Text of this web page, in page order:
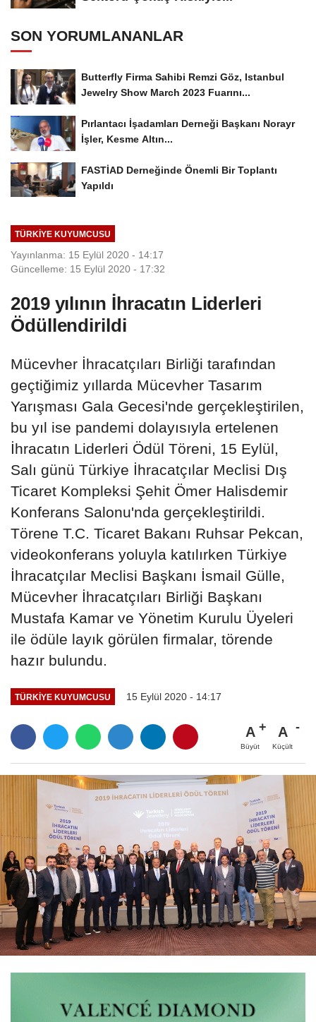
SON YORUMLANANLAR
Butterfly Firma Sahibi Remzi Göz, Istanbul
Jewelry Show March 2023 Fuarını...
Pırlantacı İşadamları Derneği Başkanı Norayr
İşler, Kesme Altın...
FASTİAD Derneğinde Önemli Bir Toplantı
Yapıldı
TÜRKIYE KUYUMCUSU
Yayınlanma: 15 Eylül 2020 - 14:17
Güncelleme: 15 Eylül 2020 - 17:32
2019 yılının İhracatın Liderleri
Ödüllendirildi
Mücevher İhracatçıları Birliği tarafından
geçtiğimiz yıllarda Mücevher Tasarım
Yarışması Gala Gecesi'nde gerçekleştirilen,
bu yıl ise pandemi dolayısıyla ertelenen
İhracatın Liderleri Ödül Töreni, 15 Eylül,
Salı günü Türkiye İhracatçılar Meclisi Dış
Ticaret Kompleksi Şehit Ömer Halisdemir
Konferans Salonu'nda gerçekleştirildi.
Törene T.C. Ticaret Bakanı Ruhsar Pekcan,
videokonferans yoluyla katılırken Türkiye
İhracatçılar Meclisi Başkanı İsmail Gülle,
Mücevher İhracatçıları Birliği Başkanı
Mustafa Kamar ve Yönetim Kurulu Üyeleri
ile ödüle layık görülen firmalar, törende
hazır bulundu.
TÜRKIYE KUYUMCUSU 15 Eylül 2020 - 14:17
A
Büyüt
A
Küçült